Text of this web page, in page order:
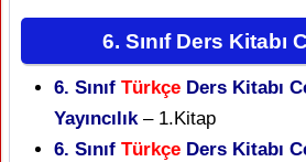
6. Sınıf Ders Kitabı
6. Sınıf Türkçe Ders Kitabı
Yayıncılık– 1.Kitap
6. Sınıf Türkçe Ders Kitabı